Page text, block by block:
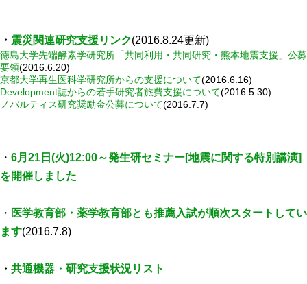
腎臓発生分野
生殖発生分野
筋発生再生分野
入学者案内
求人案内
研究支援
リエゾンラボ利用申込み
・ 震災関連研究支援リンク(2016.8.24更新)
徳島大学先端酵素学研究所「共同利用・共同研究・熊本地震支援」公募
要領(2016.6.20)
京都大学再生医科学研究所からの支援について(2016.6.16)
Development誌からの若手研究者旅費支援について(2016.5.30)
ノバルティス研究奨励金公募について(2016.7.7)
・ 6月21日(火)12:00～発生研セミナー[地震に関する特別講演]
を開催しました
・ 医学教育部・薬学教育部とも推薦入試が順次スタートしてい
ます(2016.7.8)
・ 共通機器・研究支援状況リスト